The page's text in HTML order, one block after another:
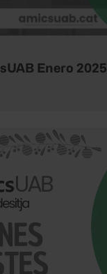
Enero 2025